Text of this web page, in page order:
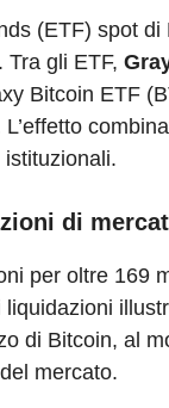
(ETF) spot
Tra gli ETF,
Bitcoin ETF
di
per oltre 169
di Bitcoin, al
mercato.